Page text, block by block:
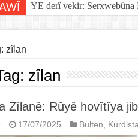
YE derî vekir: Serxwebûna
zîlan
zîlan
Zîlanê: Rûyê hovîtîya
17/07/2025 Bulten,